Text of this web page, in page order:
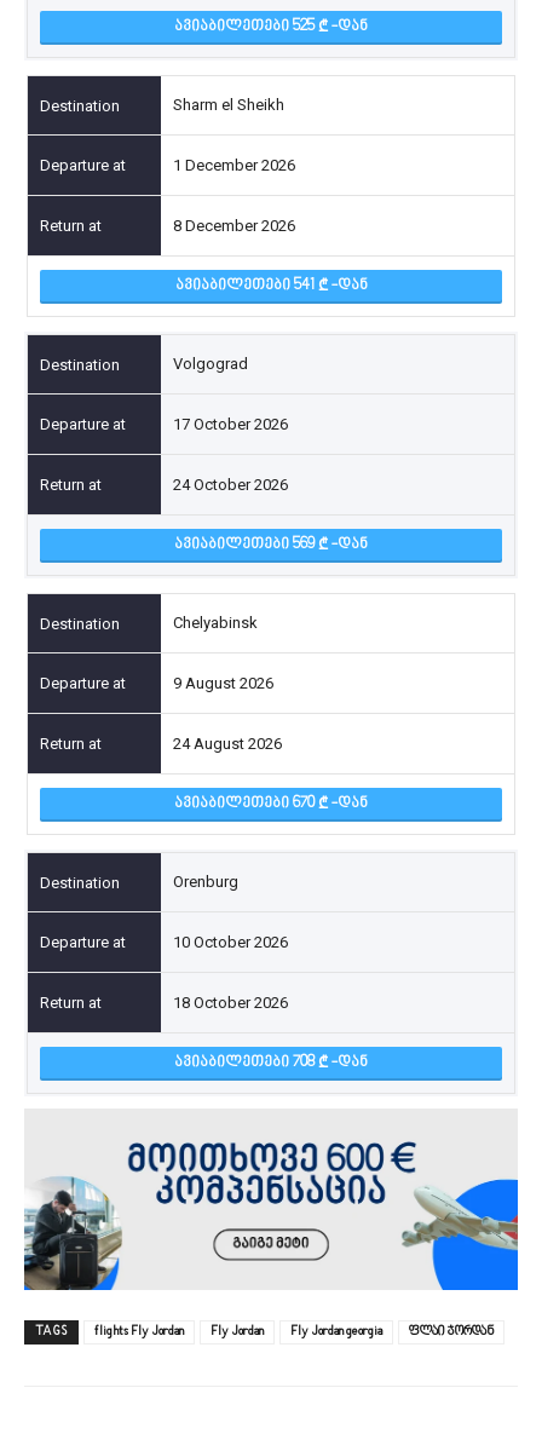
ᲐᲕᲘᲐᲑᲘᲚᲔᲗᲔᲑᲘ 525 -ᲓᲐᲜ
Sharm el Sheikh
1 December 2026
8 December 2026
ᲐᲕᲘᲐᲑᲘᲚᲔᲗᲔᲑᲘ 541 -ᲓᲐᲜ
Volgograd
17 October 2026
24 October 2026
ᲐᲕᲘᲐᲑᲘᲚᲔᲗᲔᲑᲘ 569 -ᲓᲐᲜ
Chelyabinsk
9 August 2026
24 August 2026
ᲐᲕᲘᲐᲑᲘᲚᲔᲗᲔᲑᲘ 670 -ᲓᲐᲜ
Orenburg
10 October 2026
18 October 2026
ᲐᲕᲘᲐᲑᲘᲚᲔᲗᲔᲑᲘ 708 -ᲓᲐᲜ
TAGS flights Fly Jordan Fly Jordan Fly Jordan georgia ფლაი ჯორდან